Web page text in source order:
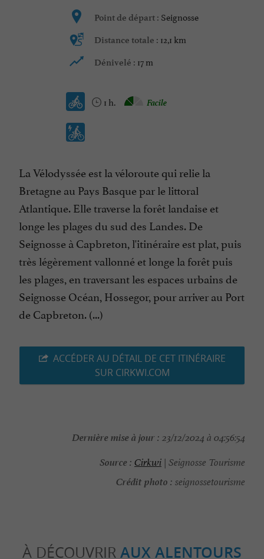
Point de départ : Seignosse
Distance totale : 12,1 km
Dénivelé : 17 m
1 h. Facile
La Vélodyssée est la véloroute qui relie la
Bretagne au Pays Basque par le littoral
Atlantique. Elle traverse la forêt landaise et
longe les plages du sud des Landes. De
Seignosse à Capbreton, l'itinéraire est plat, puis
très légèrement vallonné et longe la forêt puis
les plages, en traversant les espaces urbains de
Seignosse Océan, Hossegor, pour arriver au Port
de Capbreton. (...)
ACCÉDER AU DÉTAIL DE CET ITINÉRAIRE
SUR CIRKWI.COM
Dernière mise à jour : 23/12/2024 à 04:56:54
Source : Cirkwi | Seignosse Tourisme
Crédit photo : seignossetourisme
À DÉCOUVRIR AUX ALENTOURS